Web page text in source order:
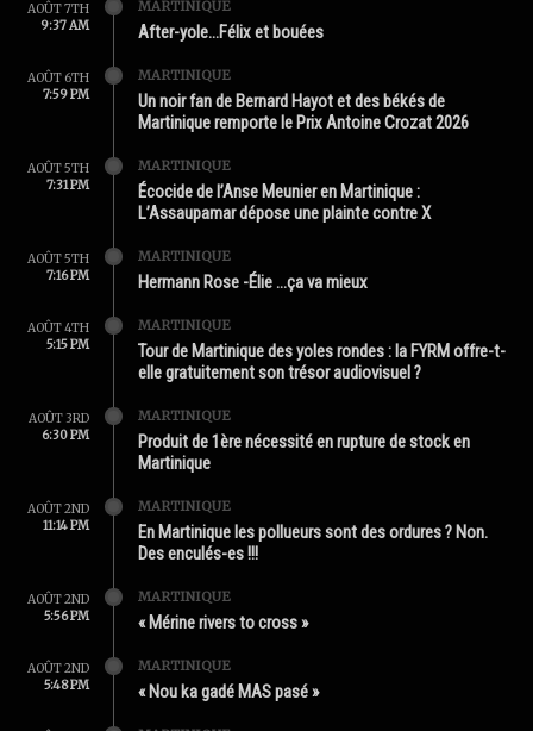
AOÛT 7TH
9:37 AM
MARTINIQUE
After-yole…Félix et bouées
AOÛT 6TH
7:59 PM
MARTINIQUE
Un noir fan de Bernard Hayot et des békés de
Martinique remporte le Prix Antoine Crozat 2026
AOÛT 5TH
7:31 PM
MARTINIQUE
Écocide de l’Anse Meunier en Martinique :
L’Assaupamar dépose une plainte contre X
AOÛT 5TH
7:16 PM
MARTINIQUE
Hermann Rose -Élie …ça va mieux
AOÛT 4TH
5:15 PM
MARTINIQUE
Tour de Martinique des yoles rondes : la FYRM offre-t-
elle gratuitement son trésor audiovisuel ?
AOÛT 3RD
6:30 PM
MARTINIQUE
Produit de 1ère nécessité en rupture de stock en
Martinique
AOÛT 2ND
11:14 PM
MARTINIQUE
En Martinique les pollueurs sont des ordures ? Non.
Des enculés-es !!!
AOÛT 2ND
5:56 PM
MARTINIQUE
« Mérine rivers to cross »
AOÛT 2ND
5:48 PM
MARTINIQUE
« Nou ka gadé MAS pasé »